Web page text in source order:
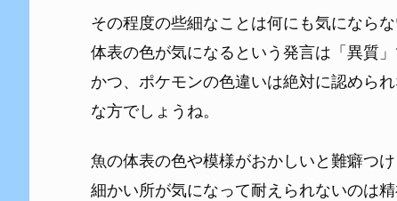
その程度の些細なことは何にも気になら
体表の色が気になるという発言は「異質
かつ、ポケモンの色違いは絶対に認めら
な方でしょうね。
魚の体表の色や模様がおかしいと難癖つ
細かい所が気になって耐えられないのは